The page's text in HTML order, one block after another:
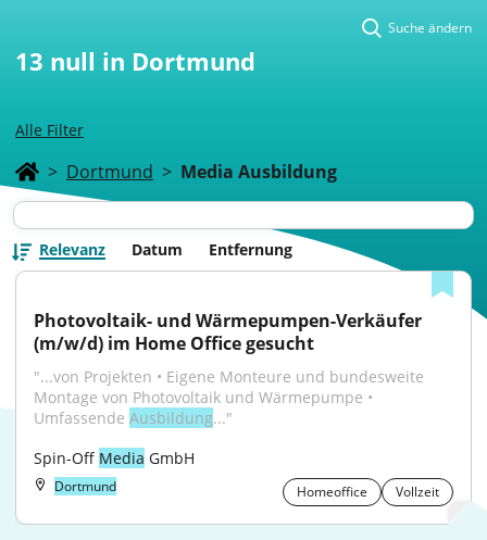
Alle Filter
Suche ändern
13 null in Dortmund
> Dortmund > Media Ausbildung
Relevanz Datum Entfernung
Photovoltaik- und Wärmepumpen-Verkäufer
(m/w/d) im Home Office gesucht
"...von Projekten • Eigene Monteure und bundesweite
Montage von Photovoltaik und Wärmepumpe •
Umfassende Ausbildung..."
Spin-Off Media GmbH
Dortmund Homeoffice Vollzeit